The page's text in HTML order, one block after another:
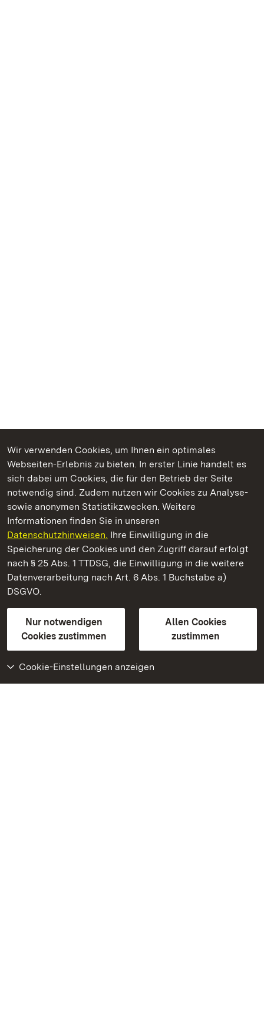
Wir verwenden Cookies, um Ihnen ein optimales
Webseiten-Erlebnis zu bieten. In erster Linie handelt es
sich dabei um Cookies, die für den Betrieb der Seite
notwendig sind. Zudem nutzen wir Cookies zu Analyse-
sowie anonymen Statistikzwecken. Weitere
Informationen finden Sie in unseren
Datenschutzhinweisen. Ihre Einwilligung in die
Speicherung der Cookies und den Zugriff darauf erfolgt
nach § 25 Abs. 1 TTDSG, die Einwilligung in die weitere
Datenverarbeitung nach Art. 6 Abs. 1 Buchstabe a)
DSGVO.
Nur notwendigen
Cookies zustimmen
Allen Cookies
zustimmen
Cookie-Einstellungen anzeigen
Kommen. Staunen. Genießen.
Staatliche Schlösser und Gärten Baden‑Württemberg
Staatliche Schlösser und Gärten Baden-Württemberg
Kontakt
GebärdenspracheLeichte Sprache
Erklärung zur Barrierefreiheit
BITV-konform (geprüfte Seiten)
Weiteres